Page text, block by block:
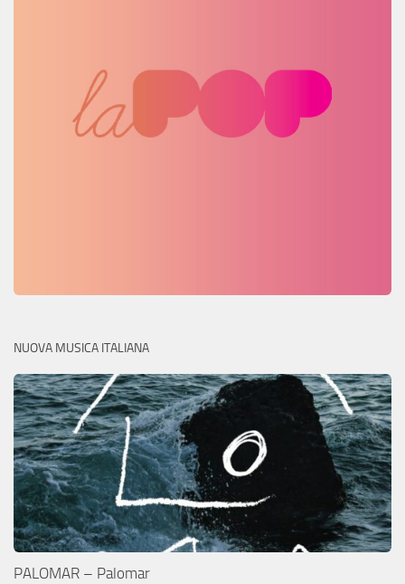
NUOVA MUSICA ITALIANA
PALOMAR – Palomar